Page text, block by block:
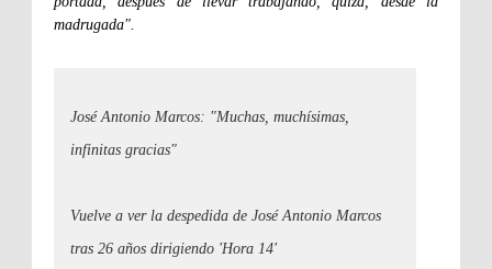
madrugada".
José Antonio Marcos: "Muchas, muchísimas,
infinitas gracias"
Vuelve a ver la despedida de José Antonio Marcos
tras 26 años dirigiendo 'Hora 14'